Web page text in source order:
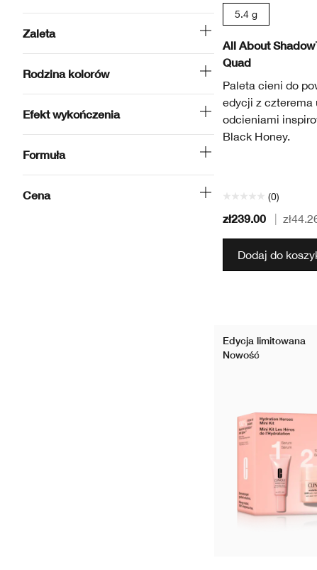
Zaleta
Rodzina kolorów
Efekt wykończenia
Formuła
Cena
5.4 g
All About
Quad
Paleta cieni do
edycji z czterema
odcieniami
Black Honey.
(0)
zł239.00
Dodaj do
Edycja limitowana
Nowość